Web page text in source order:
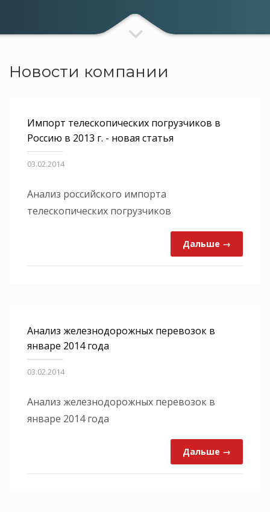
Новости компании
Импорт телескопических погрузчиков в
Россию в 2013 г. - новая статья
03.02.2014
Анализ российского импорта
телескопических погрузчиков
Дальше →
Анализ железнодорожных перевозок в
январе 2014 года
03.02.2014
Анализ железнодорожных перевозок в
январе 2014 года
Дальше →